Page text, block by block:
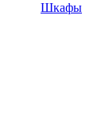
Шкафы